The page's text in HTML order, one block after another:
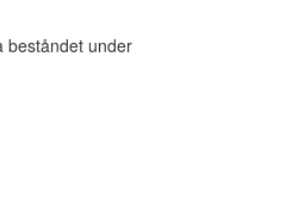
beståndet under